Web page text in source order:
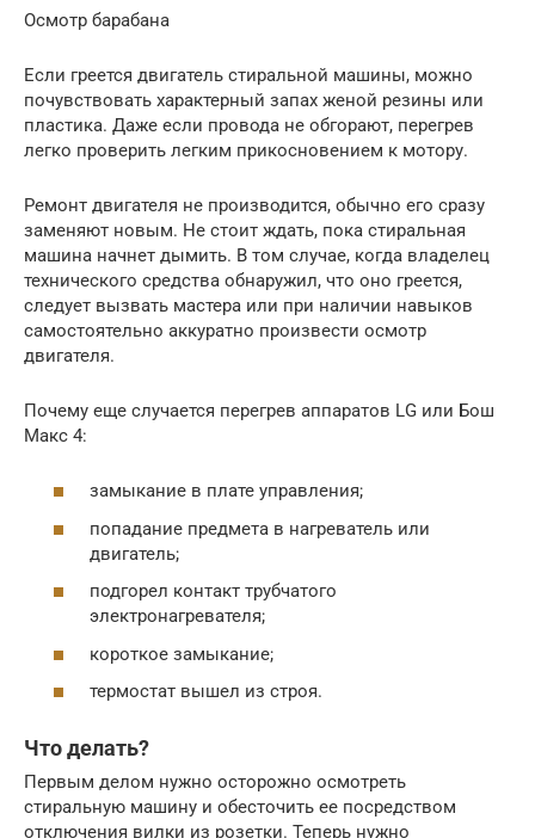
Осмотр барабана
Если греется двигатель стиральной машины, можно
почувствовать характерный запах женой резины или
пластика. Даже если провода не обгорают, перегрев
легко проверить легким прикосновением к мотору.
Ремонт двигателя не производится, обычно его сразу
заменяют новым. Не стоит ждать, пока стиральная
машина начнет дымить. В том случае, когда владелец
технического средства обнаружил, что оно греется,
следует вызвать мастера или при наличии навыков
самостоятельно аккуратно произвести осмотр
двигателя.
Почему еще случается перегрев аппаратов LG или Бош
Макс 4:
замыкание в плате управления;
попадание предмета в нагреватель или
двигатель;
подгорел контакт трубчатого
электронагревателя;
короткое замыкание;
термостат вышел из строя.
Что делать?
Первым делом нужно осторожно осмотреть
стиральную машину и обесточить ее посредством
отключения вилки из розетки. Теперь нужно